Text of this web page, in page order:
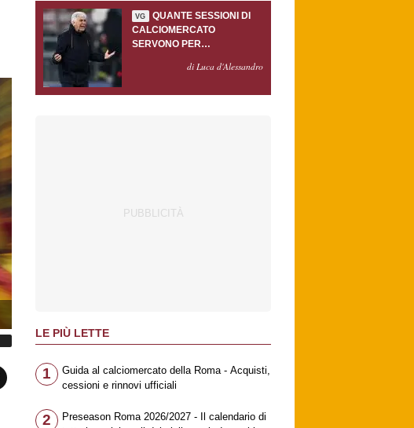
VG
QUANTE SESSIONI DI
CALCIOMERCATO
SERVONO PER
GASPERINI?di Luca d'Alessandro
LE PIÙ LETTE
1
Guida al calciomercato della Roma - Acquisti,
cessioni e rinnovi ufficiali
2
Preseason Roma 2026/2027 - Il calendario di